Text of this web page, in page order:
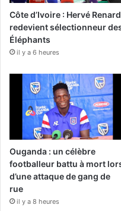
Côte d’Ivoire : Hervé Renard
redevient sélectionneur
Éléphants
il y a 6 heures
Ouganda : un célèbre
footballeur battu à mort
d’une attaque de gang de
rue
il y a 8 heures